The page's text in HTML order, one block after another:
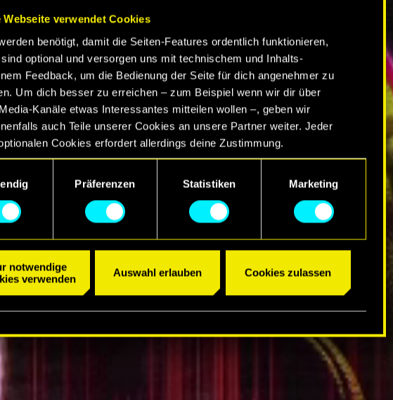
Webseite verwendet Cookies
benötigt, damit die Seiten-Features ordentlich funktionieren,
optional und versorgen uns mit technischem und Inhalts-
Feedback, um die Bedienung der Seite für dich angenehmer zu
Um dich besser zu erreichen – zum Beispiel wenn wir dir über
Kanäle etwas Interessantes mitteilen wollen –, geben wir
auch Teile unserer Cookies an unsere Partner weiter. Jeder
Cookies erfordert allerdings deine Zustimmung.
wo du, falls gewünscht, auch alle Einstellungen rund um das
Cookies ändern kannst.
Präferenzen Statistiken Marketing
notwendige
verwenden
Auswahl erlauben Cookies zulassen